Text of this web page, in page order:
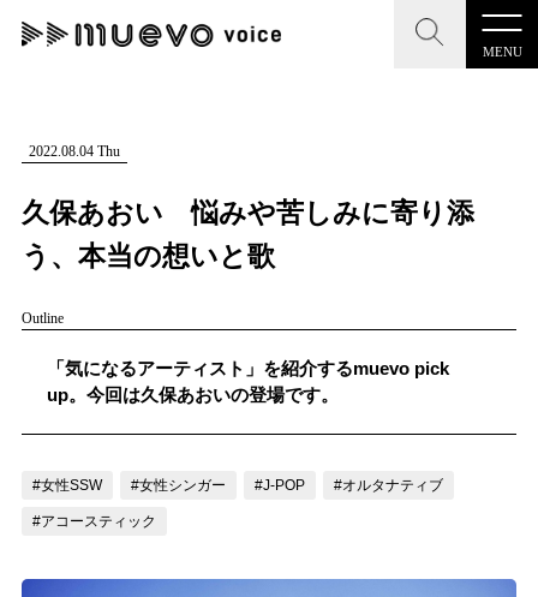
MENU
CLOSE
記事を検索する
人気ワード
#男性SSW #ポップス #女性SSW
CLOSE
"読者の声を形にする”音楽特化メディア
MENU
記事一覧
お問い合わせ
2022.08.04 Thu
久保あおい 悩みや苦しみに寄り添
う、本当の想いと歌
Outline
「気になるアーティスト」を紹介するmuevo pick
up。今回は久保あおいの登場です。
#女性SSW #女性シンガー #J-POP #オルタナティブ
#アコースティック